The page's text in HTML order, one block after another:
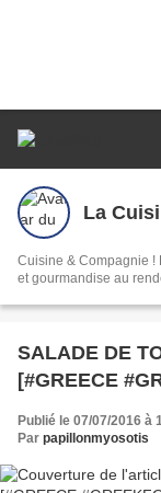
La
Cuisine & Compagnie !
et gourmandise au
SALADE DE
[#GREECE
Publié le 07/07/2016 à
Par papillonmyosotis